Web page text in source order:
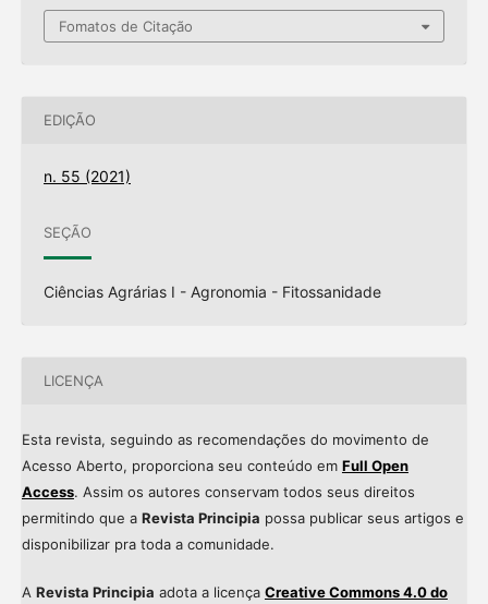
Fomatos de Citação
EDIÇÃO
n. 55 (2021)
SEÇÃO
Ciências Agrárias I - Agronomia - Fitossanidade
LICENÇA
Esta revista, seguindo as recomendações do movimento de
Acesso Aberto, proporciona seu conteúdo em Full Open
Access. Assim os autores conservam todos seus direitos
permitindo que a Revista Principia possa publicar seus artigos e
disponibilizar pra toda a comunidade.
A Revista Principia adota a licença Creative Commons 4.0 do